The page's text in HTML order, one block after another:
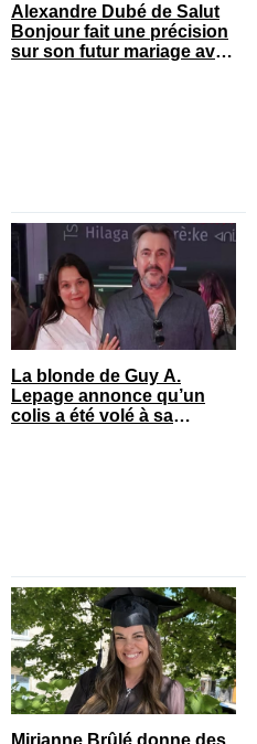
Alexandre Dubé de Salut
Bonjour fait une précision
sur son futur mariage avec
La blonde de Guy A.
Lepage annonce qu’un
colis a été volé à sa
Mirianne Brûlé donne des